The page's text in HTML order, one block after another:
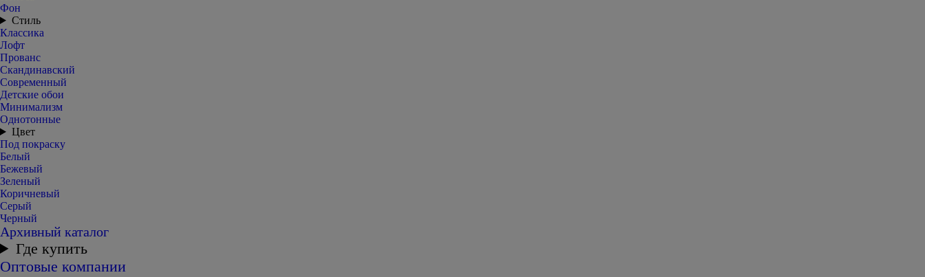
Фон
Стиль
Классика
Лофт
Прованс
Скандинавский
Современный
Детские обои
Минимализм
Однотонные
Цвет
Под покраску
Белый
Бежевый
Зеленый
Коричневый
Серый
Черный
Архивный каталог
Где купить
Оптовые компании